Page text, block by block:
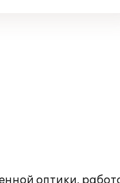
оптики,